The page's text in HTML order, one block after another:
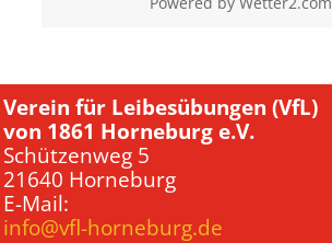
Verein für Leibesübungen (VfL)
von 1861 Horneburg e.V.
Schützenweg 5
21640 Horneburg
E-Mail:
info@vfl-horneburg.de